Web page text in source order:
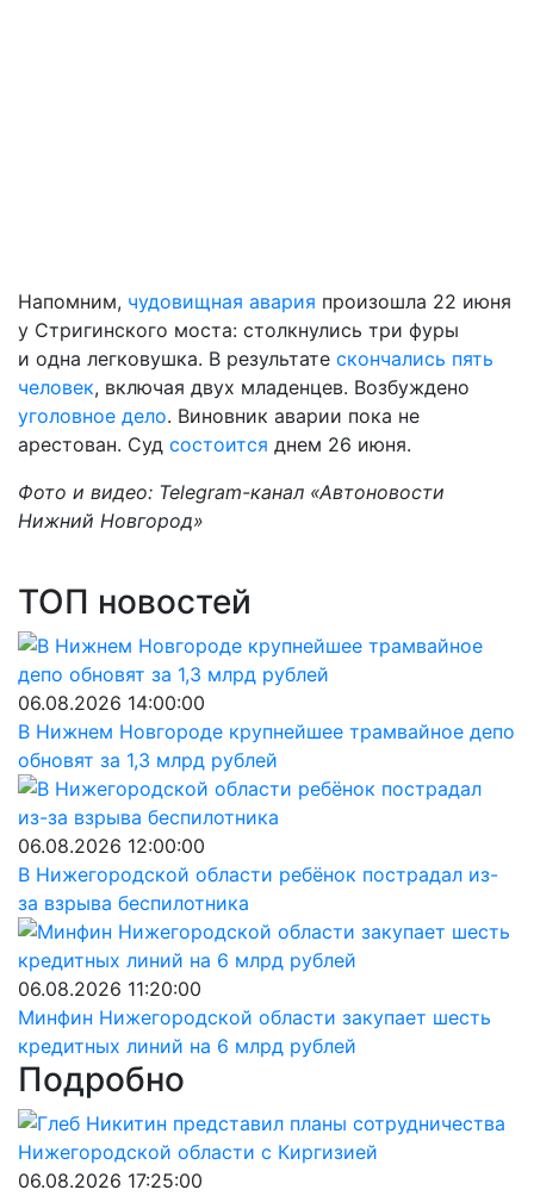
Напомним, чудовищная авария произошла 22 июня
у Стригинского моста: столкнулись три фуры
и одна легковушка. В результате скончались пять
человек, включая двух младенцев. Возбуждено
уголовное дело. Виновник аварии пока не
арестован. Суд состоится днем 26 июня.
Фото и видео: Telegram-канал «Автоновости
Нижний Новгород»
ТОП новостей
06.08.2026 14:00:00
В Нижнем Новгороде крупнейшее трамвайное депо
обновят за 1,3 млрд рублей
06.08.2026 12:00:00
В Нижегородской области ребёнок пострадал из-
за взрыва беспилотника
06.08.2026 11:20:00
Минфин Нижегородской области закупает шесть
кредитных линий на 6 млрд рублей
Подробно
06.08.2026 17:25:00